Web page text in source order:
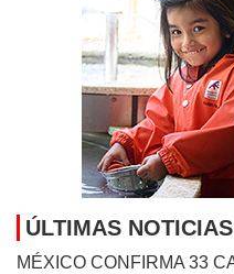
ÚLTIMAS NOTICIAS
MÉXICO CONFIRMA 33